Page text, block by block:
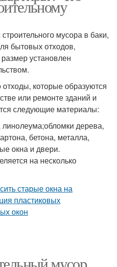
мусора в баки,
бытовых отходов,
установлен
которые образуются
или ремонте зданий и
следующие материалы:
линолеума;обломки дерева,
бетона, металла,
окна и двери.
на несколько